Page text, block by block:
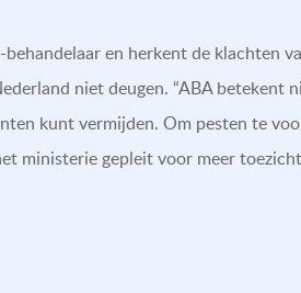
en herkent de klachten
niet deugen. “ABA betekent
kunt vermijden. Om pesten te
ministerie gepleit voor meer